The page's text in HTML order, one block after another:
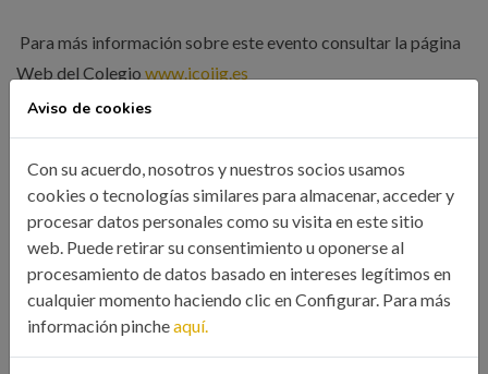
Para más información sobre este evento consultar la página
Web del Colegio www.icoiig.es
Organizada por el Ilustre Colegio Oficial de Ingenieros
Industriales de Galicia
Las Oficinas de Transformación Digital puestas en marcha en
Aviso de cookies
Con su acuerdo, nosotros y nuestros socios usamos
cookies o tecnologías similares para almacenar, acceder y
procesar datos personales como su visita en este sitio
web. Puede retirar su consentimiento u oponerse al
procesamiento de datos basado en intereses legítimos en
cualquier momento haciendo clic en Configurar. Para más
información pincheaquí.